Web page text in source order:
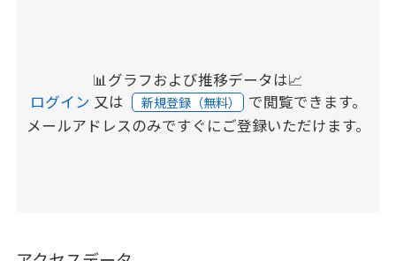
📊グラフおよび推移データは📈
ログイン 又は 新規登録（無料） で閲覧できます。
メールアドレスのみですぐにご登録いただけます。